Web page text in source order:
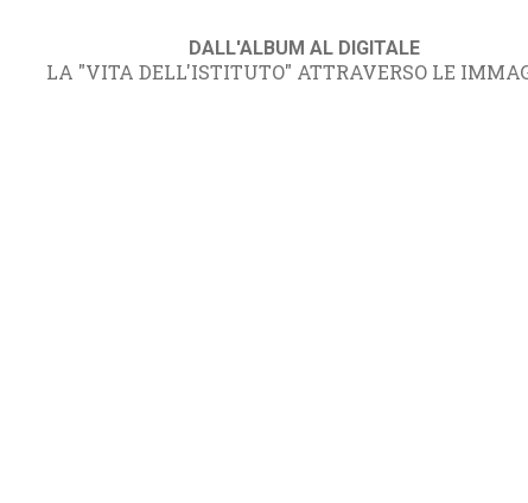
DALL'ALBUM AL DIGITALE
LA "VITA DELL'ISTITUTO" ATTRAVERSO LE